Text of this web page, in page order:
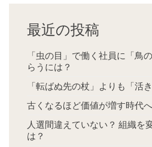
最近の投稿
「虫の目」で働く社員に「鳥
らうには？
「転ばぬ先の杖」よりも「活
古くなるほど価値が増す時代へ
人選間違えていない？ 組織を
は？